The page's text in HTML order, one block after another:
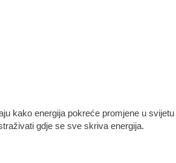
kako energija pokreće promjene u svijetu
gdje se sve skriva energija.